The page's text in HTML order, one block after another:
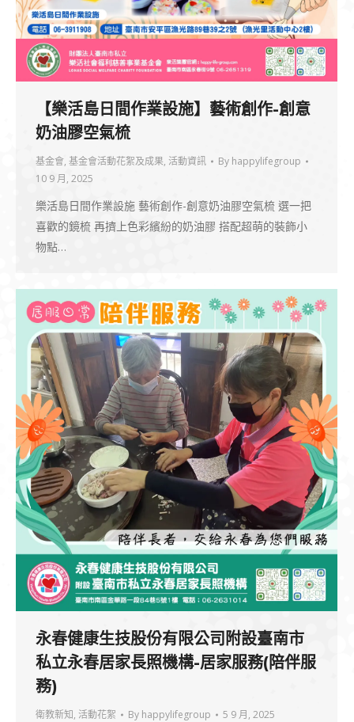
【樂活島日間作業設施】藝術創作-創意
奶油膠空氣梳
基金會, 基金會活動花絮及成果, 活動資訊 By happylifegroup
10 9 月, 2025
樂活島日間作業設施 藝術創作-創意奶油膠空氣梳 選一把
喜歡的鏡梳 再擠上色彩繽紛的奶油膠 搭配超萌的裝飾小
物點…
永春健康生技股份有限公司附設臺南市
私立永春居家長照機構-居家服務(陪伴服
務)
衛教新知, 活動花絮 By happylifegroup 5 9 月, 2025